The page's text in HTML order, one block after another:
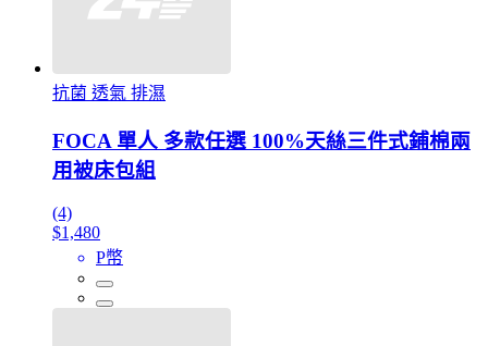
抗菌 透氣 排濕
FOCA 單人 多款任選 100%天絲三件式鋪棉兩
用被床包組
(4)
$1,480
P幣